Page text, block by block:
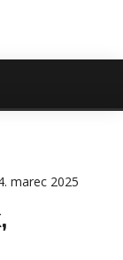
marec 2025